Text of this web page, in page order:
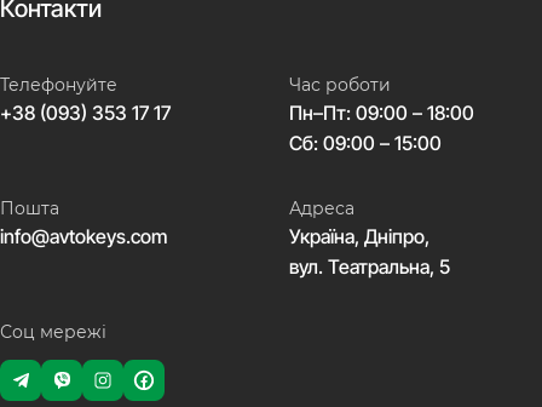
Контакти
Телефонуйте
+38 (093) 353 17 17
Час роботи
Пн–Пт: 09:00 – 18:00
Сб: 09:00 – 15:00
Пошта
info@avtokeys.com
Адреса
Україна, Дніпро,
вул. Театральна, 5
Соц мережі